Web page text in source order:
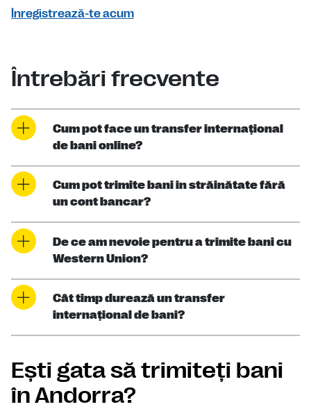
Înregistrează-te acum
Întrebări frecvente
Cum pot face un transfer internaţional
de bani online?
Cum pot trimite bani în străinătate fără
un cont bancar?
De ce am nevoie pentru a trimite bani cu
Western Union?
Cât timp durează un transfer
internaţional de bani?
Eşti gata să trimiteţi bani
în Andorra?